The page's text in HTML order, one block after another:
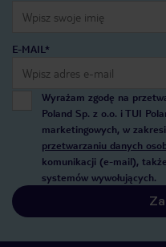
E-MAIL*
Wyrażam zgodę na
Poland Sp. z o.o. i TUI
marketingowych, w
przetwarzaniu danych
komunikacji (e-mail),
systemów wywołujących.